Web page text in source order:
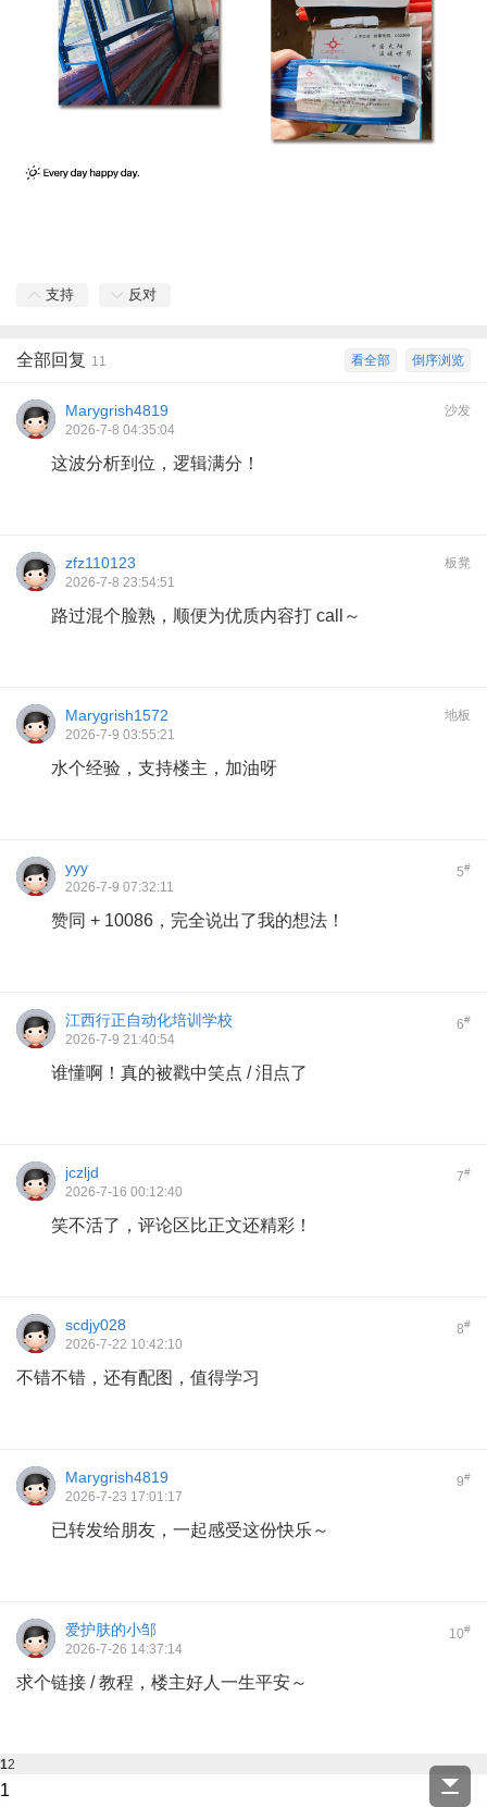
支持 反对
倒序浏览
看全部
全部回复 11
沙发
Marygrish4819
2026-7-8 04:35:04
这波分析到位，逻辑满分！
板凳
zfz110123
2026-7-8 23:54:51
路过混个脸熟，顺便为优质内容打 call～
地板
Marygrish1572
2026-7-9 03:55:21
水个经验，支持楼主，加油呀
5#
yyy
2026-7-9 07:32:11
赞同 + 10086，完全说出了我的想法！
6#
江西行正自动化培训学校
2026-7-9 21:40:54
谁懂啊！真的被戳中笑点 / 泪点了
7#
jczljd
2026-7-16 00:12:40
笑不活了，评论区比正文还精彩！
8#
scdjy028
2026-7-22 10:42:10
不错不错，还有配图，值得学习
9#
Marygrish4819
2026-7-23 17:01:17
已转发给朋友，一起感受这份快乐～
10#
爱护肤的小邹
2026-7-26 14:37:14
求个链接 / 教程，楼主好人一生平安～
12